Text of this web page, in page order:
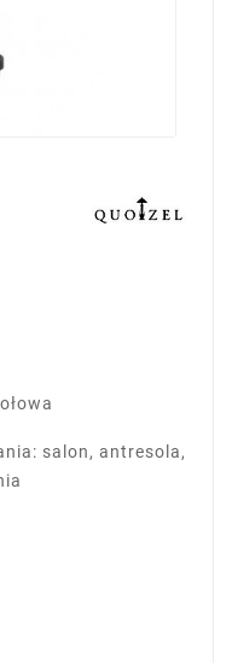
salon, antresola,